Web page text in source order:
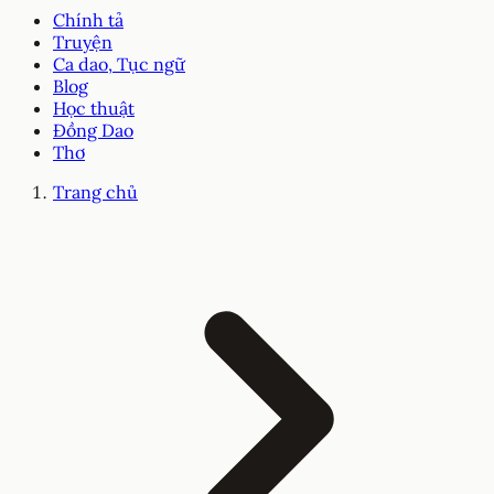
Chính tả
Truyện
Ca dao, Tục ngữ
Blog
Học thuật
Đồng Dao
Thơ
Trang chủ